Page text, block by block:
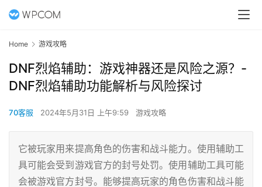
Home 游戏攻略
DNF烈焰辅助：游戏神器还是风险之源？-
DNF烈焰辅助功能解析与风险探讨
70客服 2024年5月31日 上午9:59 游戏攻略
它被玩家用来提高角色的伤害和战斗能力。使用辅助工
具可能会受到游戏官方的封号处罚。使用辅助工具可能
会被游戏官方封号。能够提高玩家的角色伤害和战斗能